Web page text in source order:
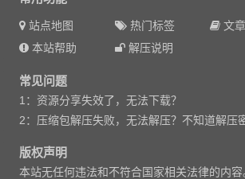
站点地图 热门标签
文
本站帮助
解压说明
常见问题
1：资源分享失效了，无法下载？
2：压缩包解压失败，无法解压？不知道解压
版权声明
本站无任何违法和不符合国家相关法律的内